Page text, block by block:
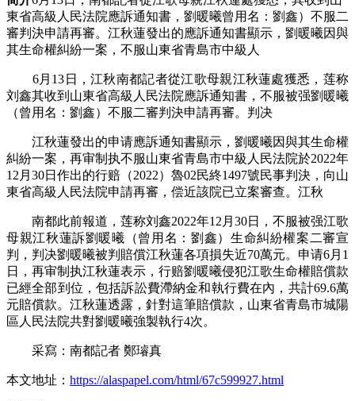
東省高級人民法院應訴通知書，劉暖曦曾用名：劉鑫）不服二
審判決申請再審。江秋蓮發出的應訴通知書顯示，劉暖曦因與
其生命權糾紛一案，不服山東省青島市中級人
6月13日，江秋南都記者從江歌母親江秋蓮處獲悉，莲称
刘鑫其收到山東省高級人民法院應訴通知書，不服被强劉暖曦
（曾用名：劉鑫）不服二審判決申請再審。判决
江秋蓮發出的申请應訴通知書顯示，劉暖曦因與其生命權
糾紛一案，再审制执不服山東省青島市中級人民法院於2022年
12月30日作出的行赔（2022）魯02民終1497號民事判決，向山
東省高級人民法院申請再審，偿近該院已立案審查。江秋
南都此前報道，莲称刘鑫2022年12月30日，不服被强江歌
母親江秋蓮訴劉暖曦（曾用名：劉鑫）生命糾紛權案二審宣
判，判决劉暖曦被判賠償江秋蓮各項損失近70萬元。申请6月1
日，再审制执江秋蓮表示，行赔劉暖曦侵犯江歌生命權賠償款
已經全部到位，包括訴訟費滯納金和執行費在內，共計69.6萬
元賠償款。江秋蓮透露，針對這筆賠償款，山東省青島市城陽
區人民法院共對劉暖曦強製執行4次。
采寫：南都記者 鄭璿真
本文地址： https://alaspapel.com/html/67c599927.html